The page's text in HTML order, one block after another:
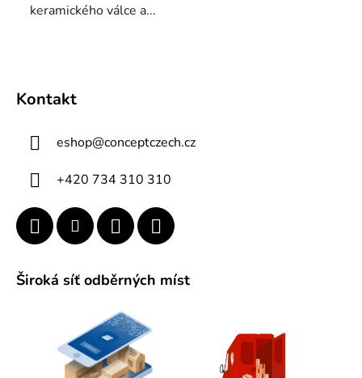
keramického válce a...
Kontakt
eshop@conceptczech.cz
+420 734 310 310
Široká síť odběrných míst